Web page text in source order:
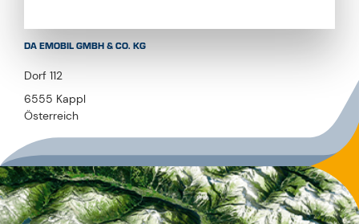
DA EMOBIL GMBH & CO. KG
Dorf 112
6555 Kappl
Österreich